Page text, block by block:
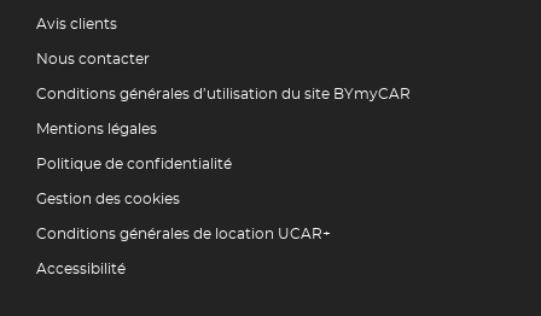
Avis clients
Nous contacter
Conditions générales d’utilisation du site BYmyCAR
Mentions légales
Politique de confidentialité
Gestion des cookies
Conditions générales de location UCAR+
Accessibilité